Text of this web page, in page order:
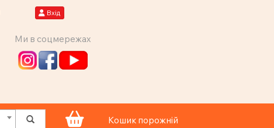
Вхід
Ми в соцмережах
Кошик порожній